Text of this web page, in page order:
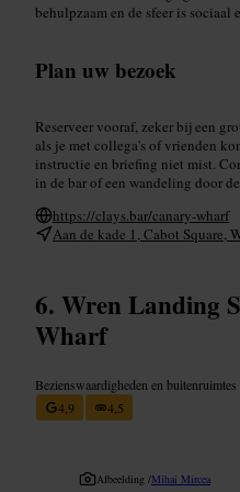
behulpzaam en de sfeer is sociaal
Plan uw bezoek
Reserveer vooraf, zeker bij een
als je met collega's of vrienden
instructie en briefing niet mist.
in de bar of een wandeling door
https://clays.bar/canary-wharf
Aan de kade 1, Cabot Square,
Wren Landing
Wharf
Bezienswaardigheden en buitenruimtes
4,9
4,5
Afbeelding /Mihai Mircea